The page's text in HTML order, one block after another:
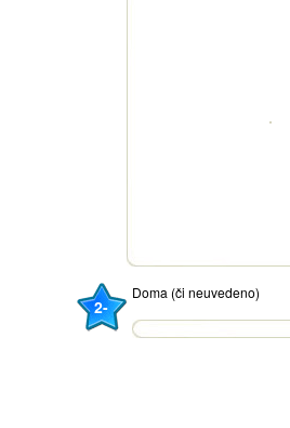
2-
Doma (či neuvedeno)